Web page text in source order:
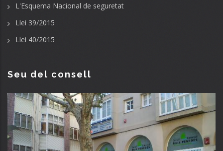
L'Esquema Nacional de seguretat
Llei 39/2015
Llei 40/2015
Seu del consell